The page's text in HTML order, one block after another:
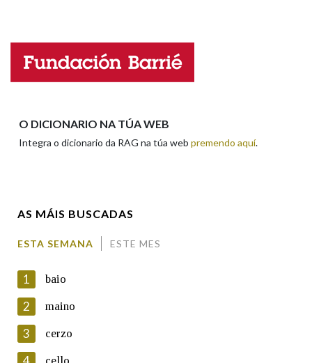
Nome
En cumprimento da normativa vixente en materia de
Protección de Datos de Carácter Persoal, a Real Academia
O DICIONARIO NA TÚA WEB
Integra o dicionario da RAG na túa web premendo aquí.
AS MÁIS BUSCADAS
ESTA SEMANA ESTE MES
1 baio
2 maino
3 cerzo